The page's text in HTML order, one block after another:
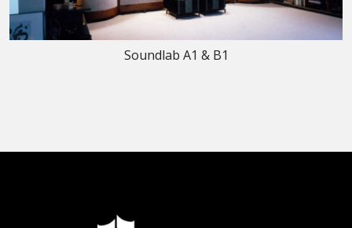
Soundlab A1 & B1